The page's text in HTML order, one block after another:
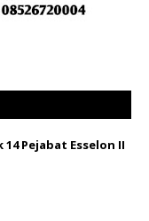
Pejabat Esselon II